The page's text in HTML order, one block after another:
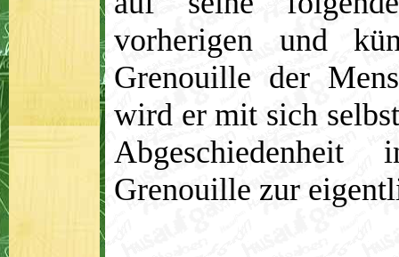
vorherigen und
Grenouille der
wird er mit sich
Grenouille zur